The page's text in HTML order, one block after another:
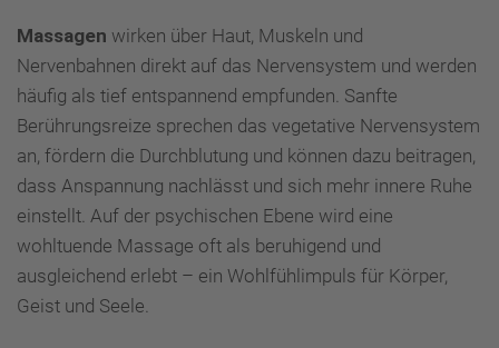
Massagen wirken über Haut, Muskeln und
Nervenbahnen direkt auf das Nervensystem und werden
häufig als tief entspannend empfunden. Sanfte
Berührungsreize sprechen das vegetative Nervensystem
an, fördern die Durchblutung und können dazu beitragen,
dass Anspannung nachlässt und sich mehr innere Ruhe
einstellt. Auf der psychischen Ebene wird eine
wohltuende Massage oft als beruhigend und
ausgleichend erlebt – ein Wohlfühlimpuls für Körper,
Geist und Seele.